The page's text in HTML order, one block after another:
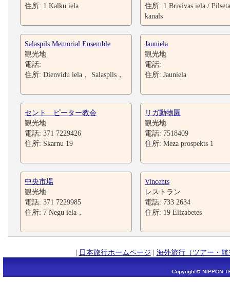
住所: 1 Kalku iela
住所: 1 Brivivas iela /
kanals
Salaspils Memorial Ensemble
観光地
電話:
住所: Dienvidu iela， Salaspils，
Jauniela
観光地
電話:
住所: Jauniela
セント ピーター教会
観光地
電話: 371 7229426
住所: Skarnu 19
リガ動物園
観光地
電話: 7518409
住所: Meza prospekts 1
中央市場
観光地
電話: 371 7229985
住所: 7 Negu iela，
Vincents
レストラン
電話: 733 2634
住所: 19 Elizabetes
| 日本旅行ホームページ | 海外旅行（ツアー・航